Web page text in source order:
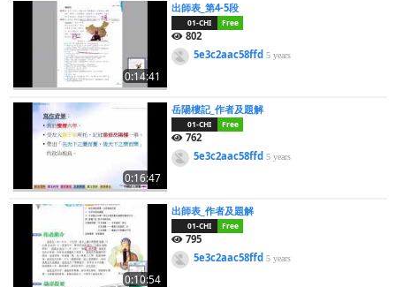
0:14:41
出師表_第4-5段
01-CHI Free
802
5e3c2aac58ffd5 years
0:16:47
岳陽樓記_作者及題解
01-CHI Free
762
5e3c2aac58ffd5 years
0:10:54
出師表_作者及題解
01-CHI Free
795
5e3c2aac58ffd5 years